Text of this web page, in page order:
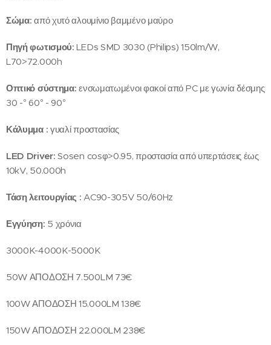
Σώμα: από χυτό αλουμίνιο βαμμένο μαύρο
Πηγή φωτισμού: LEDs SMD 3030 (Philips) 150lm/W,
L70>72.000h
Οπτικό σύστημα: ενσωματωμένοι φακοί από PC με γωνία δέσμης
30 -° 60° - 90°
Κάλυμμα : γυαλί προστασίας
LED Driver:Sosen cosφ>0.95, προστασία από υπερτάσεις έως
10kV, 50.000h
Τάση λειτουργίας :AC90-305V 50/60Hz
Εγγύηση: 5 χρόνια
3000K-4000K-5000K
50W ΑΠΟΔΟΣΗ 7.500LM 73€
100W ΑΠΟΔΟΣΗ 15.000LM 138€
150W ΑΠΟΔΟΣΗ 22.000LM 238€